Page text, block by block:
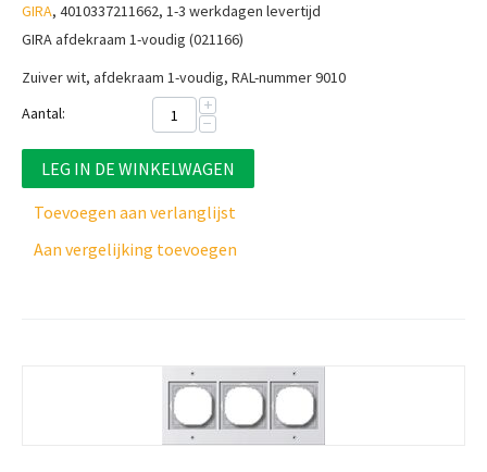
GIRA, 4010337211662, 1-3 werkdagen levertijd
GIRA afdekraam 1-voudig (021166)
Zuiver wit, afdekraam 1-voudig, RAL-nummer 9010
Aantal:
+
−
LEG IN DE WINKELWAGEN
Toevoegen aan verlanglijst
Aan vergelijking toevoegen